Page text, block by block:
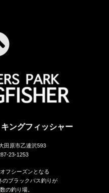
ングフィッシャー
田原市乙連沢593
23-1253
フシーズンとなる
のブラックバス釣りが
の釣り場。